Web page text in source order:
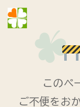
このペ
ご不便をお